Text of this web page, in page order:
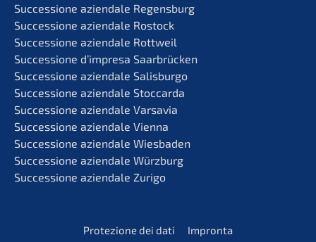
Succes­sio­ne aziend­a­le Regensburg
Succes­sio­ne aziend­a­le Rostock
Succes­sio­ne aziend­a­le Rottweil
Succes­sio­ne d’impre­sa Saarbrücken
Succes­sio­ne aziend­a­le Salisburgo
Succes­sio­ne aziend­a­le Stoccarda
Succes­sio­ne aziend­a­le Varsavia
Succes­sio­ne aziend­a­le Vienna
Succes­sio­ne aziend­a­le Wiesbaden
Succes­sio­ne aziend­a­le Würzburg
Succes­sio­ne aziend­a­le Zurigo
Prote­zio­ne dei dati Impron­ta